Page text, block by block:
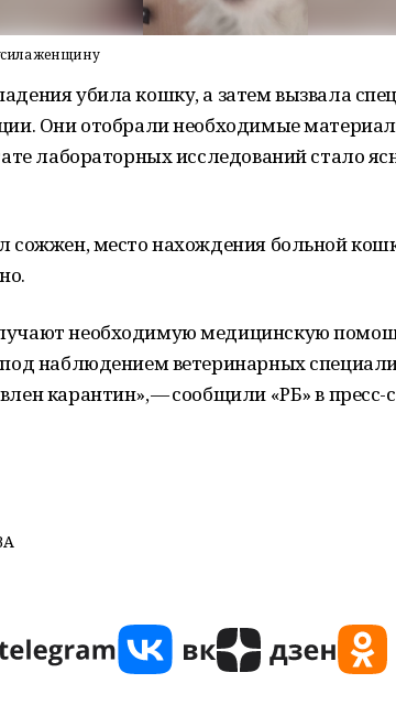
женщину
убила кошку, а затем вызвала
Они отобрали необходимые
лабораторных исследований стало
сожжен, место нахождения больной
необходимую медицинскую
наблюдением ветеринарных
карантин», — сообщили «РБ» в